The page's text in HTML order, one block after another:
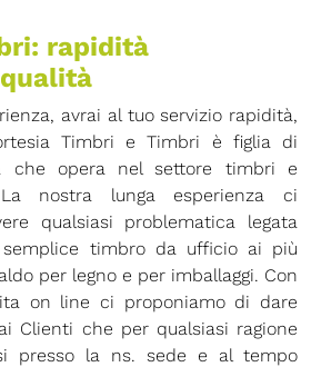
rapidità
avrai al tuo servizio rapidità,
Timbri e Timbri è figlia di
che opera nel settore timbri e
nostra lunga esperienza ci
qualsiasi problematica legata
timbro da ufficio ai più
per legno e per imballaggi. Con
on line ci proponiamo di dare
Clienti che per qualsiasi ragione
presso la ns. sede e al tempo